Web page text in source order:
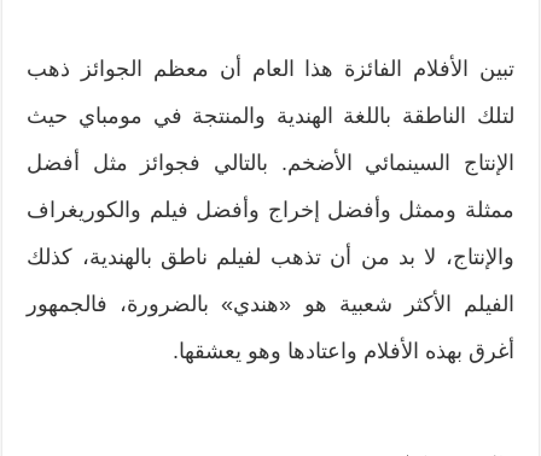
تبين الأفلام الفائزة هذا العام أن معظم الجوائز ذهب
لتلك الناطقة باللغة الهندية والمنتجة في مومباي حيث
الإنتاج السينمائي الأضخم. بالتالي فجوائز مثل أفضل
ممثلة وممثل وأفضل إخراج وأفضل فيلم والكوريغراف
والإنتاج، لا بد من أن تذهب لفيلم ناطق بالهندية، كذلك
الفيلم الأكثر شعبية هو «هندي» بالضرورة، فالجمهور
أغرق بهذه الأفلام واعتادها وهو يعشقها.